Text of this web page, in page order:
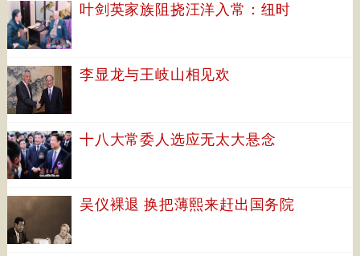
叶剑英家族阻挠汪洋入常：纽时
李显龙与王岐山相见欢
十八大常委人选应无太大悬念
吴仪裸退 换把薄熙来赶出国务院